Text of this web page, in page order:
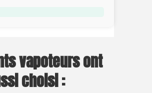
vapoteurs ont
choisi :